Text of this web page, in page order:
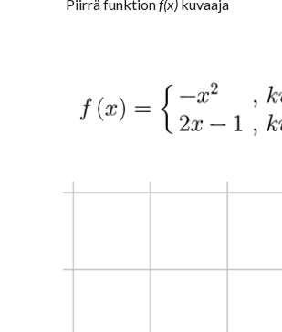
Piirrä funktionf(x)kuvaaja